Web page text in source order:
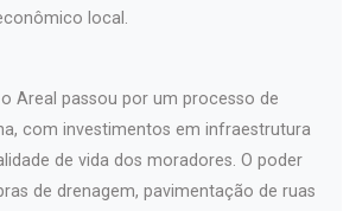
local.
Areal passou por um processo de
com investimentos em infraestrutura
de vida dos moradores. O poder
de drenagem, pavimentação de ruas